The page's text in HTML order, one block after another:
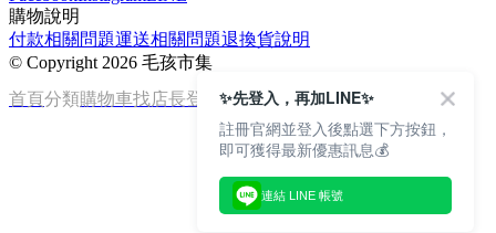
購物說明
付款相關問題運送相關問題退換貨說明
© Copyright 2026 毛孩市集
首頁分類購物車找店長登入✨先登入，再加LINE✨
註冊官網並登入後點選下方按鈕，
即可獲得最新優惠訊息💰
連結 LINE 帳號